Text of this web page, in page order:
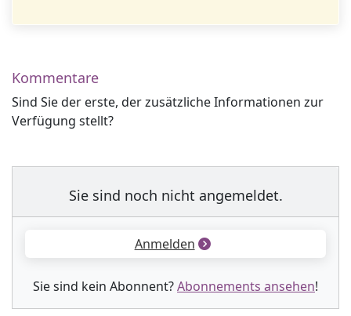
Kommentare
Sind Sie der erste, der zusätzliche Informationen zur
Verfügung stellt?
Sie sind noch nicht angemeldet.
Anmelden
Sie sind kein Abonnent?Abonnements ansehen!